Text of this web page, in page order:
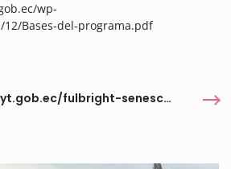
wp-
Bases-del-programa.pdf
https://siau.senescyt.gob.ec/fulbright-senescyt-2026-2028/